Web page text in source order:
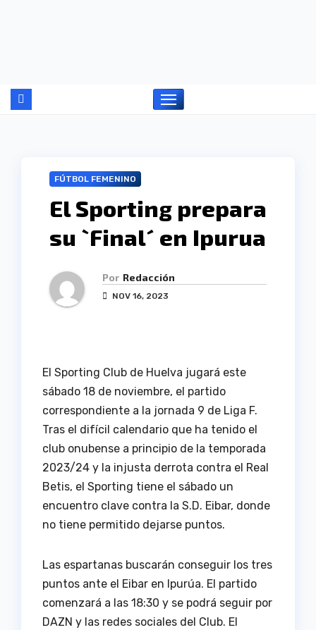
FÚTBOL FEMENINO
El Sporting prepara
su `Final´ en Ipurua
Por Redacción
NOV 16, 2023
El Sporting Club de Huelva jugará este
sábado 18 de noviembre, el partido
correspondiente a la jornada 9 de Liga F.
Tras el difícil calendario que ha tenido el
club onubense a principio de la temporada
2023/24 y la injusta derrota contra el Real
Betis, el Sporting tiene el sábado un
encuentro clave contra la S.D. Eibar, donde
no tiene permitido dejarse puntos.
Las espartanas buscarán conseguir los tres
puntos ante el Eibar en Ipurúa. El partido
comenzará a las 18:30 y se podrá seguir por
DAZN y las redes sociales del Club. El